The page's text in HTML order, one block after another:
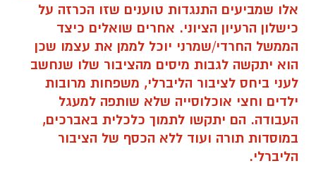
אלו שמביעים התנגדות טוענים שזו הכרזה על
כישלון הרעיון הציוני. אחרים שואלים כיצד
הממשל החרדי/שמרני יוכל לממן את עצמו שכן
הוא יתקשה לגבות מיסים מהציבור שלו שנחשב
לעני ביחס לציבור הליברלי, משפחות מרובות
ילדים וחצי אוכלוסייה שלא שותפה למעגל
העבודה. הם יתקשו לתמוך כלכלית באברכים,
במוסדות תורה ועוד ללא הכסף של הציבור
הליברלי.